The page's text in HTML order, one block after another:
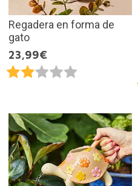
Regadera en forma de
gato
23,99€